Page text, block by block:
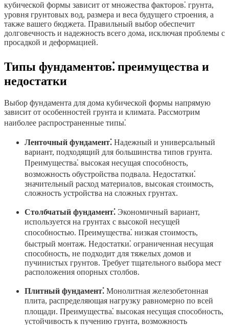
кубической формы зависит от множества факторов⁚ грунта,
уровня грунтовых вод, размера и веса будущего строения, а
также вашего бюджета. Правильный выбор обеспечит
долговечность и надежность всего дома, исключая проблемы с
просадкой и деформацией.
Типы фундаментов⁚ преимущества и
недостатки
Выбор фундамента для дома кубической формы напрямую
зависит от особенностей грунта и климата. Рассмотрим
наиболее распространенные типы⁚
Ленточный фундамент⁚ Надежный и универсальный
вариант, подходящий для большинства типов грунта.
Преимущества⁚ высокая несущая способность,
возможность обустройства подвала. Недостатки⁚
значительный расход материалов, высокая стоимость,
сложность устройства на сложных грунтах.
Столбчатый фундамент⁚ Экономичный вариант,
используется на грунтах с высокой несущей
способностью. Преимущества⁚ низкая стоимость,
быстрый монтаж. Недостатки⁚ ограниченная несущая
способность, не подходит для тяжелых домов и
пучинистых грунтов. Требует тщательного выбора мест
расположения опорных столбов.
Плитный фундамент⁚ Монолитная железобетонная
плита, распределяющая нагрузку равномерно по всей
площади. Преимущества⁚ высокая несущая способность,
устойчивость к пучению грунта, возможность